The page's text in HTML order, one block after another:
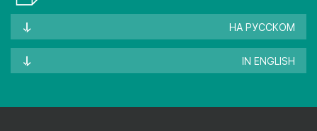
НА РУССКОМ
IN ENGLISH